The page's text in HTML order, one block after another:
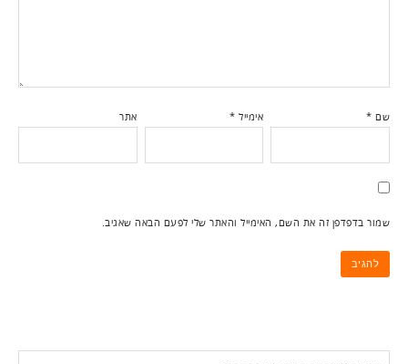
שם * אימייל * אתר
שמור בדפדפן זה את השם, האימייל והאתר שלי לפעם הבאה שאגיב.